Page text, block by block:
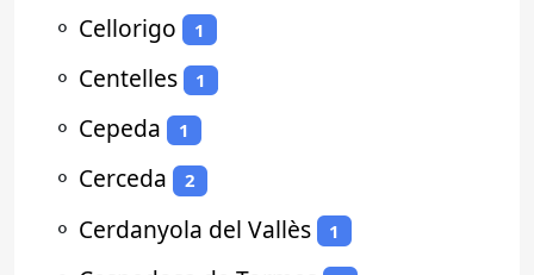
⚬ Cellorigo 1
⚬ Centelles 1
⚬ Cepeda 1
⚬ Cerceda 2
⚬ Cerdanyola del Vallès 1